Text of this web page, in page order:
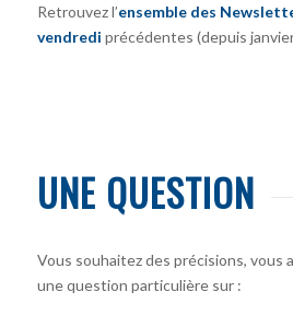
Retrouvez l’ensemble des
vendredi précédentes (depuis
UNE QUESTION
Vous souhaitez des précisions, vous
une question particulière sur :